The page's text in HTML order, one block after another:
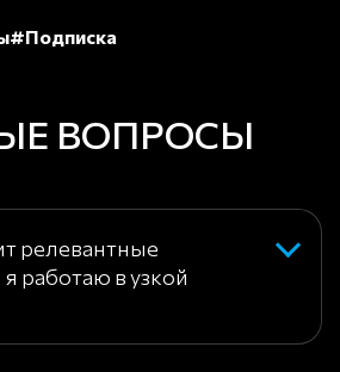
#Подписка
ВОПРОСЫ
релевантные
работаю в узкой